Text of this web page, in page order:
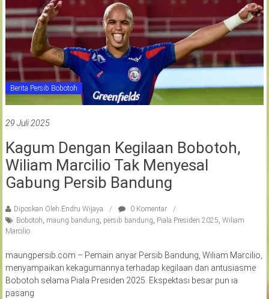
Berita Persib Bobotoh
29 Juli 2025
Kagum Dengan Kegilaan Bobotoh,
Wiliam Marcilio Tak Menyesal
Gabung Persib Bandung
Diposkan Oleh:Endru Wijaya
0 Komentar
Bobotoh, maung bandung, persib bandung, Piala Presiden 2025, Wiliam
Marcilio
maungpersib.com – Pemain anyar Persib Bandung, Wiliam Marcilio,
menyampaikan kekagumannya terhadap kegilaan dan antusiasme
Bobotoh selama Piala Presiden 2025. Ekspektasi besar pun ia
pasang